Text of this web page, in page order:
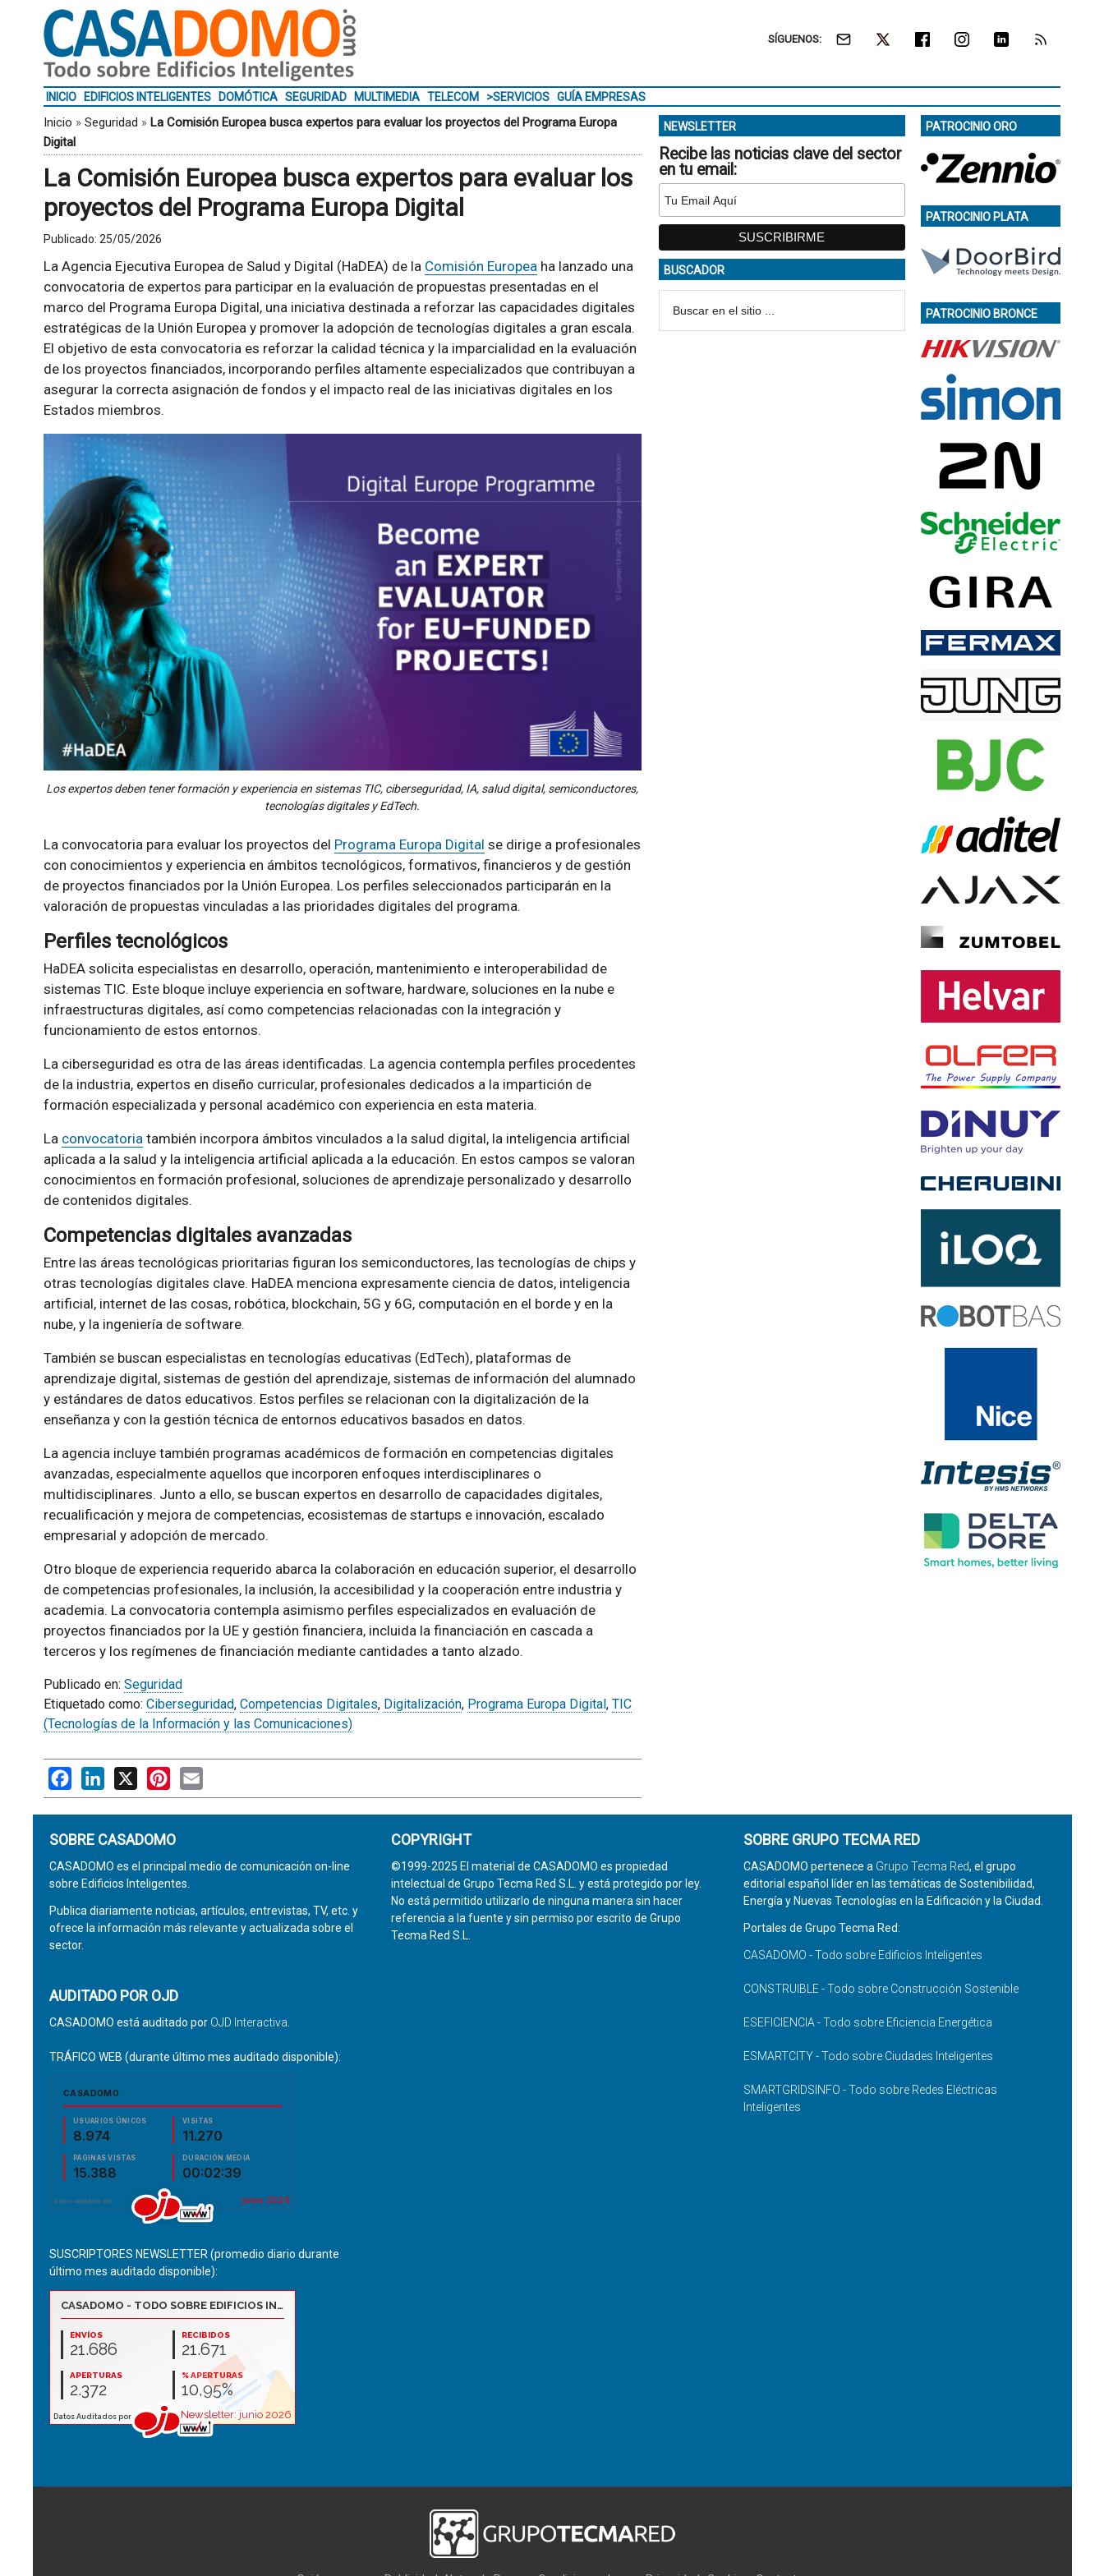
SÍGUENOS:
INICIO EDIFICIOS INTELIGENTES DOMÓTICA SEGURIDAD MULTIMEDIA TELECOM >SERVICIOS GUÍA EMPRESAS
Inicio » Seguridad » La Comisión Europea busca expertos para evaluar los proyectos del Programa Europa
Digital
La Comisión Europea busca expertos para evaluar los
proyectos del Programa Europa Digital
Publicado: 25/05/2026
La Agencia Ejecutiva Europea de Salud y Digital (HaDEA) de la Comisión Europeaha lanzado una
convocatoria de expertos para participar en la evaluación de propuestas presentadas en el
marco del Programa Europa Digital, una iniciativa destinada a reforzar las capacidades digitales
estratégicas de la Unión Europea y promover la adopción de tecnologías digitales a gran escala.
El objetivo de esta convocatoria es reforzar la calidad técnica y la imparcialidad en la evaluación
de los proyectos financiados, incorporando perfiles altamente especializados que contribuyan a
asegurar la correcta asignación de fondos y el impacto real de las iniciativas digitales en los
Estados miembros.
Los expertos deben tener formación y experiencia en sistemas TIC, ciberseguridad, IA, salud digital, semiconductores,
tecnologías digitales y EdTech.
La convocatoria para evaluar los proyectos del Programa Europa Digital se dirige a profesionales
con conocimientos y experiencia en ámbitos tecnológicos, formativos, financieros y de gestión
de proyectos financiados por la Unión Europea. Los perfiles seleccionados participarán en la
valoración de propuestas vinculadas a las prioridades digitales del programa.
Perfiles tecnológicos
HaDEA solicita especialistas en desarrollo, operación, mantenimiento e interoperabilidad de
sistemas TIC. Este bloque incluye experiencia en software, hardware, soluciones en la nube e
infraestructuras digitales, así como competencias relacionadas con la integración y
funcionamiento de estos entornos.
La ciberseguridad es otra de las áreas identificadas. La agencia contempla perfiles procedentes
de la industria, expertos en diseño curricular, profesionales dedicados a la impartición de
formación especializada y personal académico con experiencia en esta materia.
La convocatoria también incorpora ámbitos vinculados a la salud digital, la inteligencia artificial
aplicada a la salud y la inteligencia artificial aplicada a la educación. En estos campos se valoran
conocimientos en formación profesional, soluciones de aprendizaje personalizado y desarrollo
de contenidos digitales.
Competencias digitales avanzadas
Entre las áreas tecnológicas prioritarias figuran los semiconductores, las tecnologías de chips y
otras tecnologías digitales clave. HaDEA menciona expresamente ciencia de datos, inteligencia
artificial, internet de las cosas, robótica, blockchain, 5G y 6G, computación en el borde y en la
nube, y la ingeniería de software.
También se buscan especialistas en tecnologías educativas (EdTech), plataformas de
aprendizaje digital, sistemas de gestión del aprendizaje, sistemas de información del alumnado
y estándares de datos educativos. Estos perfiles se relacionan con la digitalización de la
enseñanza y con la gestión técnica de entornos educativos basados en datos.
La agencia incluye también programas académicos de formación en competencias digitales
avanzadas, especialmente aquellos que incorporen enfoques interdisciplinares o
multidisciplinares. Junto a ello, se buscan expertos en desarrollo de capacidades digitales,
recualificación y mejora de competencias, ecosistemas de startups e innovación, escalado
empresarial y adopción de mercado.
Otro bloque de experiencia requerido abarca la colaboración en educación superior, el desarrollo
de competencias profesionales, la inclusión, la accesibilidad y la cooperación entre industria y
academia. La convocatoria contempla asimismo perfiles especializados en evaluación de
proyectos financiados por la UE y gestión financiera, incluida la financiación en cascada a
terceros y los regímenes de financiación mediante cantidades a tanto alzado.
Publicado en: Seguridad
Etiquetado como: Ciberseguridad, Competencias Digitales, Digitalización, Programa Europa Digital, TIC
(Tecnologías de la Información y las Comunicaciones)
FacebookLinkedIn
X PinterestEmail
NEWSLETTER
Recibe las noticias clave del sector
en tu email:
BUSCADOR
PATROCINIO ORO
PATROCINIO PLATA
PATROCINIO BRONCE
SOBRE CASADOMO
CASADOMO es el principal medio de comunicación on-line
sobre Edificios Inteligentes.
Publica diariamente noticias, artículos, entrevistas, TV, etc. y
ofrece la información más relevante y actualizada sobre el
sector.
AUDITADO POR OJD
CASADOMO está auditado por OJD Interactiva
TRÁFICO WEB (durante último mes auditado disponible):
SUSCRIPTORES NEWSLETTER (promedio diario durante
último mes auditado disponible):
COPYRIGHT
©1999-2025 El material de CASADOMO es propiedad
intelectual de Grupo Tecma Red S.L. y está protegido por ley.
No está permitido utilizarlo de ninguna manera sin hacer
referencia a la fuente y sin permiso por escrito de Grupo
Tecma Red S.L.
SOBRE GRUPO TECMA RED
CASADOMO pertenece a Grupo Tecma Red, el grupo
editorial español líder en las temáticas de Sostenibilidad,
Energía y Nuevas Tecnologías en la Edificación y la Ciudad.
Portales de Grupo Tecma Red:
CASADOMO - Todo sobre Edificios Inteligentes
CONSTRUIBLE - Todo sobre Construcción Sostenible
ESEFICIENCIA - Todo sobre Eficiencia Energética
ESMARTCITY - Todo sobre Ciudades Inteligentes
SMARTGRIDSINFO - Todo sobre Redes Eléctricas
Inteligentes